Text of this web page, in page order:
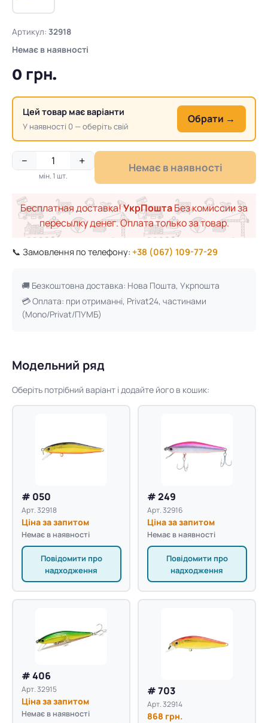
Артикул: 32918
Немає в наявності
0 грн.
Цей товар має варіанти
У наявності 0 — оберіть свій
Обрати →
− +
мін. 1 шт.
Немає в наявності
Бесплатная доставка!УкрПоштаБез комиссии за
пересылку денег. Оплата только за товар.
📞 Замовлення по телефону: +38 (067) 109-77-29
🚚 Безкоштовна доставка: Нова Пошта, Укрпошта
💳 Оплата: при отриманні, Privat24, частинами
(Mono/Privat/ПУМБ)
Модельний ряд
Оберіть потрібний варіант і додайте його в кошик:
# 050
Арт. 32918
Ціна за запитом
Немає в наявності
Повідомити про
надходження
# 249
Арт. 32916
Ціна за запитом
Немає в наявності
Повідомити про
надходження
# 406
Арт. 32915
Ціна за запитом
Немає в наявності
# 703
Арт. 32914
868 грн.